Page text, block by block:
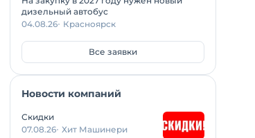
дизельный автобус
04.08.26 Красноярск
Все заявки
Новости компаний
Скидки
07.08.26 Хит Машинери